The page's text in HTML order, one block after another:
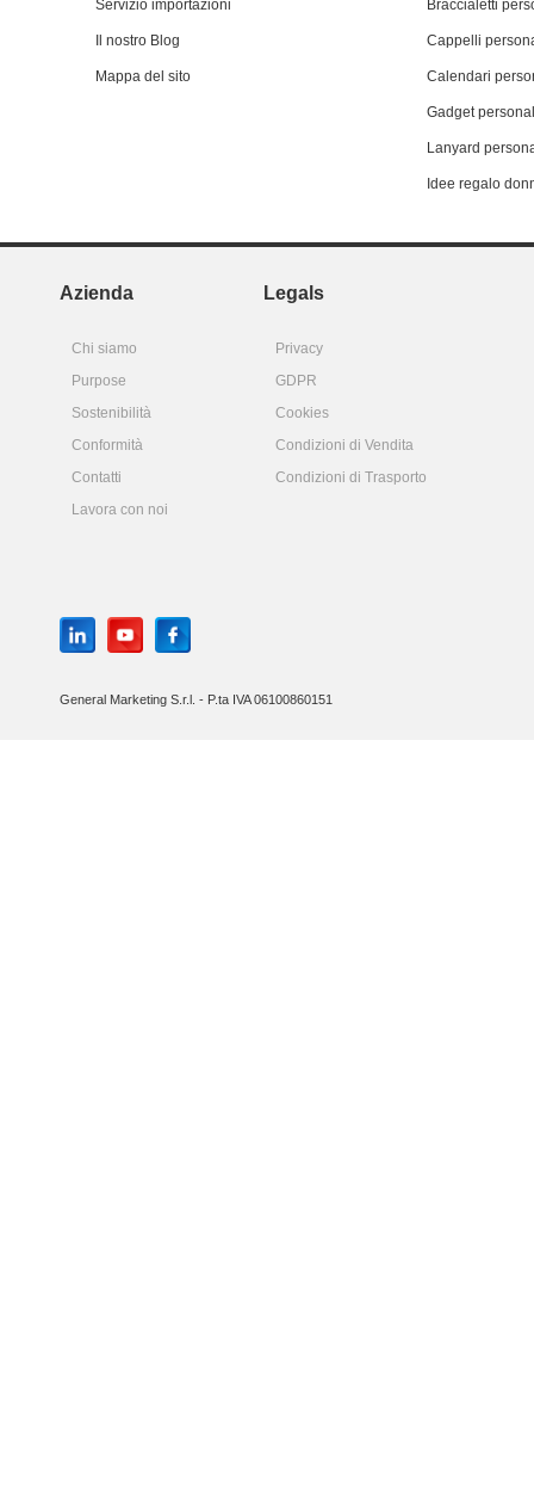
Servizio importazioni
Il nostro Blog
Mappa del sito
Braccialetti
Cappelli
Calendari
Gadget
Lanyard
Idee regalo
Azienda Legals
Chi siamo
Privacy
Purpose
GDPR
Sostenibilità
Cookies
Conformità
Condizioni di Vendita
Contatti
Condizioni di Trasporto
Lavora con noi
General Marketing S.r.l. - P.ta IVA 06100860151